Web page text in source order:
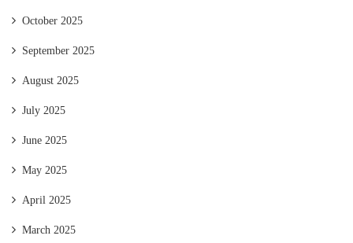
October 2025
September 2025
August 2025
July 2025
June 2025
May 2025
April 2025
March 2025